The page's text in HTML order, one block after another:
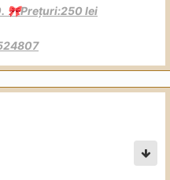
🎀Prețuri:250 lei